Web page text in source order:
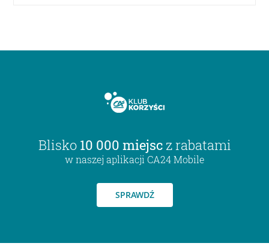
Blisko 10 000 miejsc z rabatami
w naszej aplikacji CA24 Mobile
SPRAWDŹ